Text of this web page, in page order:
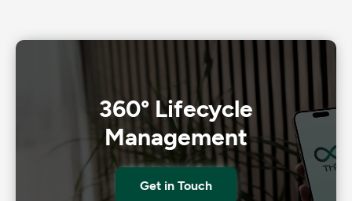
360° Lifecycle
Management
Get in Touch